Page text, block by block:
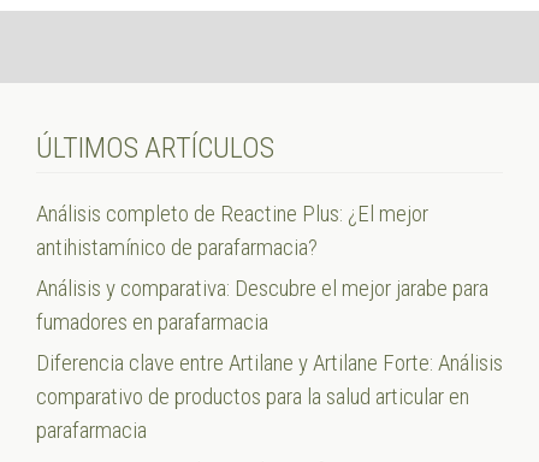
ÚLTIMOS ARTÍCULOS
Análisis completo de Reactine Plus: ¿El mejor
antihistamínico de parafarmacia?
Análisis y comparativa: Descubre el mejor jarabe para
fumadores en parafarmacia
Diferencia clave entre Artilane y Artilane Forte: Análisis
comparativo de productos para la salud articular en
parafarmacia